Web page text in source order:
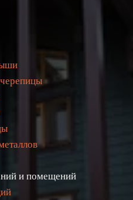
и помещений